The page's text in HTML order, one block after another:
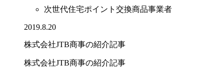
次世代住宅ポイント交換商品事業者
2019.8.20
株式会社JTB商事の紹介記事
株式会社JTB商事の紹介記事